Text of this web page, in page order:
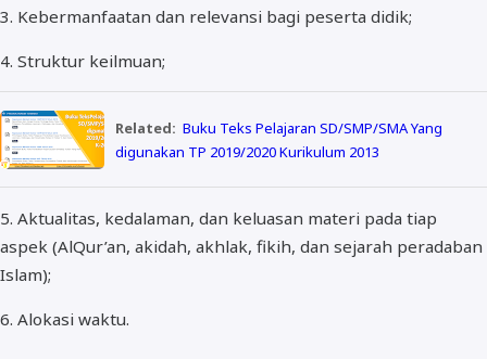
3. Kebermanfaatan dan relevansi bagi peserta didik;
4. Struktur keilmuan;
Related: Buku Teks Pelajaran SD/SMP/SMA Yang
digunakan TP 2019/2020 Kurikulum 2013
5. Aktualitas, kedalaman, dan keluasan materi pada tiap
aspek (AlQur’an, akidah, akhlak, fikih, dan sejarah peradaban
Islam);
6. Alokasi waktu.